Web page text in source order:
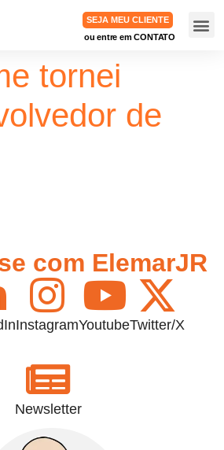
SEJA MEU CLIENTE
ou entre em CONTATO
tornei
de
com ElemarJR
InstagramYoutubeTwitter/X
Newsletter